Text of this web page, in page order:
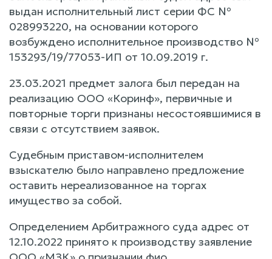
выдан исполнительный лист серии ФС №
028993220, на основании которого
возбуждено исполнительное производство №
153293/19/77053-ИП от 10.09.2019 г.
23.03.2021 предмет залога был передан на
реализацию ООО «Коринф», первичные и
повторные торги признаны несостоявшимися в
связи с отсутствием заявок.
Судебным приставом-исполнителем
взыскателю было направлено предложение
оставить нереализованное на торгах
имущество за собой.
Определением Арбитражного суда адрес от
12.10.2022 принято к производству заявление